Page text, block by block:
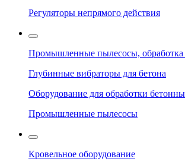
Регуляторы непрямого действия
Промышленные пылесосы, обработка
Глубинные вибраторы для бетона
Оборудование для обработки
Промышленные пылесосы
Кровельное оборудование